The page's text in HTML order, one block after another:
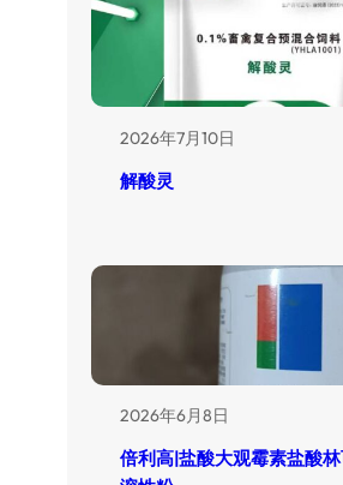
2026年7月10日
解酸灵
2026年6月8日
倍利高|盐酸大观霉素盐酸